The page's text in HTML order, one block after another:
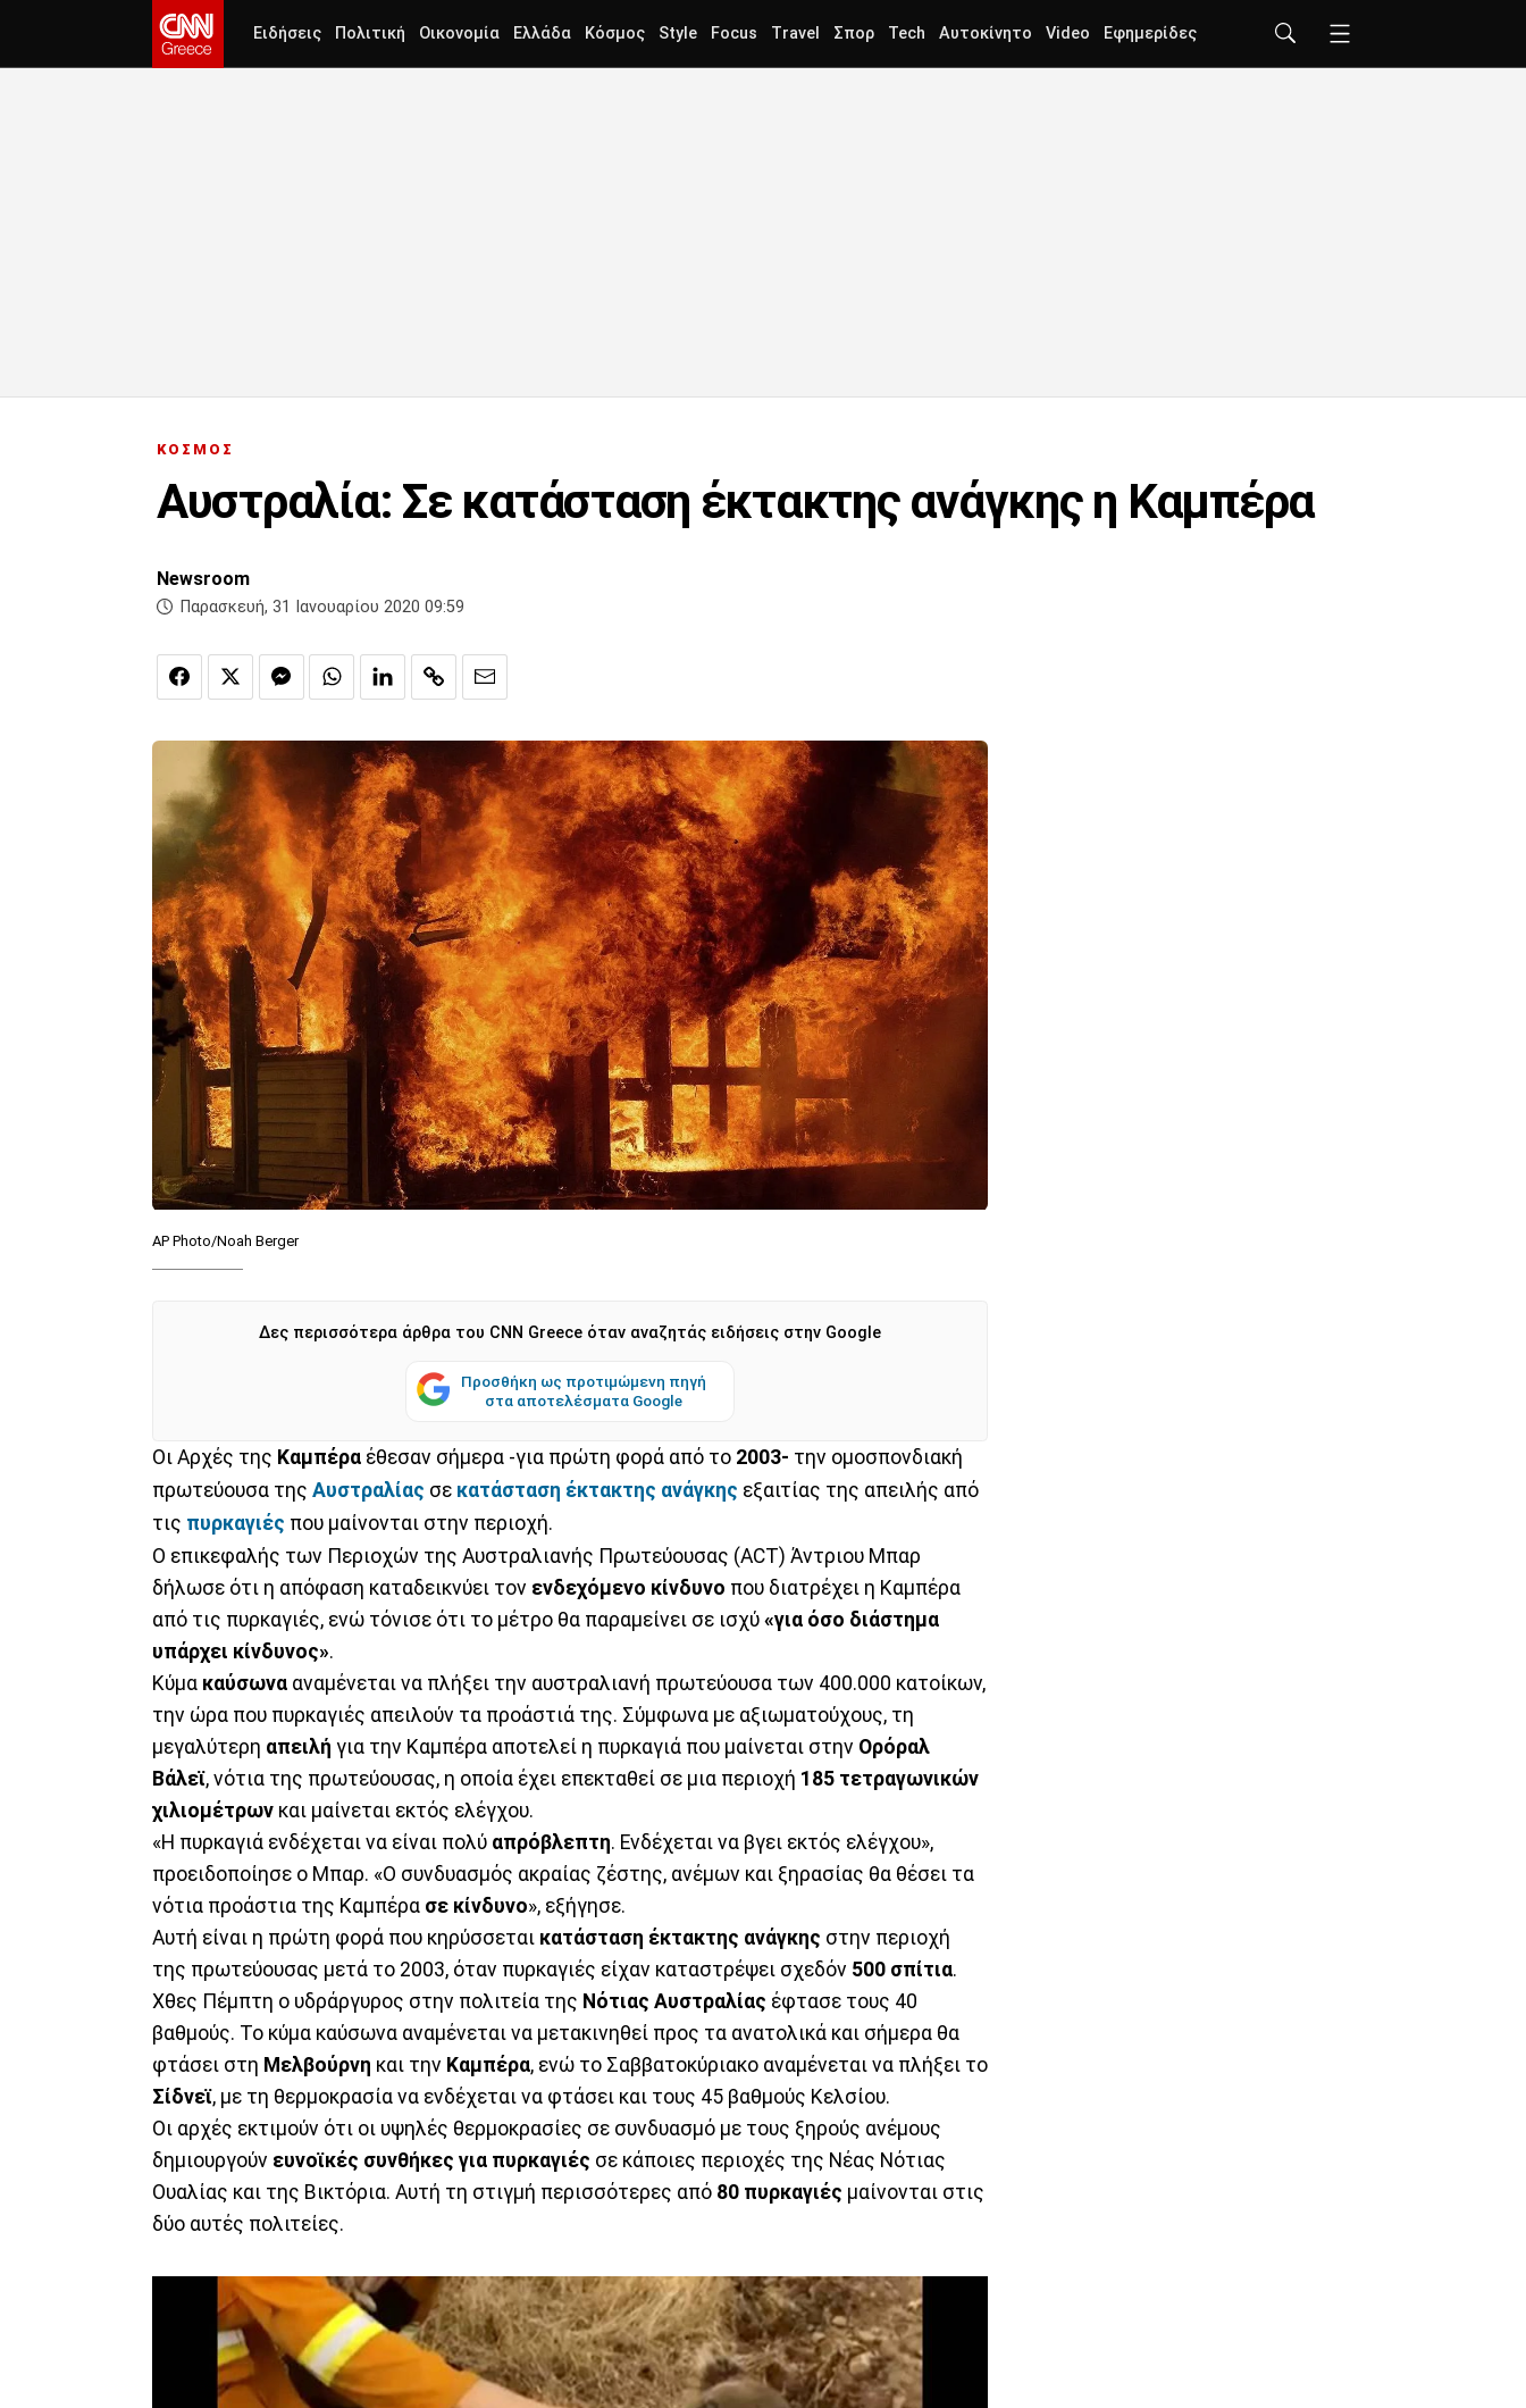
Ειδήσεις Πολιτική Οικονομία Ελλάδα Κόσμος Style Focus Travel Σπορ Tech Αυτοκίνητο Video Εφημερίδες
ΚΟΣΜΟΣ
Αυστραλία: Σε κατάσταση έκτακτης ανάγκης η Καμπέρα
Newsroom
Παρασκευή, 31 Ιανουαρίου 2020 09:59
AP Photo/Noah Berger
Δες περισσότερα άρθρα του CNN Greece όταν αναζητάς ειδήσεις στην Google
Προσθήκη ως προτιμώμενη πηγή
στα αποτελέσματα Google
Οι Αρχές της Καμπέρα έθεσαν σήμερα -για πρώτη φορά από το 2003- την ομοσπονδιακή
πρωτεύουσα της Αυστραλίας σε κατάσταση έκτακτης ανάγκης εξαιτίας της απειλής από
τις πυρκαγιές που μαίνονται στην περιοχή.
Ο επικεφαλής των Περιοχών της Αυστραλιανής Πρωτεύουσας (ACT) Άντριου Μπαρ
δήλωσε ότι η απόφαση καταδεικνύει τον ενδεχόμενο κίνδυνο που διατρέχει η Καμπέρα
από τις πυρκαγιές, ενώ τόνισε ότι το μέτρο θα παραμείνει σε ισχύ «για όσο διάστημα
υπάρχει κίνδυνος».
Κύμα καύσωνα αναμένεται να πλήξει την αυστραλιανή πρωτεύουσα των 400.000 κατοίκων,
την ώρα που πυρκαγιές απειλούν τα προάστιά της. Σύμφωνα με αξιωματούχους, τη
μεγαλύτερη απειλή για την Καμπέρα αποτελεί η πυρκαγιά που μαίνεται στην Ορόραλ
Βάλεϊ, νότια της πρωτεύουσας, η οποία έχει επεκταθεί σε μια περιοχή 185 τετραγωνικών
χιλιομέτρων και μαίνεται εκτός ελέγχου.
«Η πυρκαγιά ενδέχεται να είναι πολύ απρόβλεπτη. Ενδέχεται να βγει εκτός ελέγχου»,
προειδοποίησε ο Μπαρ. «Ο συνδυασμός ακραίας ζέστης, ανέμων και ξηρασίας θα θέσει τα
νότια προάστια της Καμπέρα σε κίνδυνο», εξήγησε.
Αυτή είναι η πρώτη φορά που κηρύσσεται κατάσταση έκτακτης ανάγκης στην περιοχή
της πρωτεύουσας μετά το 2003, όταν πυρκαγιές είχαν καταστρέψει σχεδόν 500 σπίτια.
Χθες Πέμπτη ο υδράργυρος στην πολιτεία της Νότιας Αυστραλίας έφτασε τους 40
βαθμούς. Το κύμα καύσωνα αναμένεται να μετακινηθεί προς τα ανατολικά και σήμερα θα
φτάσει στη Μελβούρνη και την Καμπέρα, ενώ το Σαββατοκύριακο αναμένεται να πλήξει το
Σίδνεϊ, με τη θερμοκρασία να ενδέχεται να φτάσει και τους 45 βαθμούς Κελσίου.
Οι αρχές εκτιμούν ότι οι υψηλές θερμοκρασίες σε συνδυασμό με τους ξηρούς ανέμους
δημιουργούν ευνοϊκές συνθήκες για πυρκαγιές σε κάποιες περιοχές της Νέας Νότιας
Ουαλίας και της Βικτόρια. Αυτή τη στιγμή περισσότερες από 80 πυρκαγιές μαίνονται στις
δύο αυτές πολιτείες.